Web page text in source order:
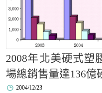
2008年北美硬式塑
場總銷售量達136億
2004/12/23